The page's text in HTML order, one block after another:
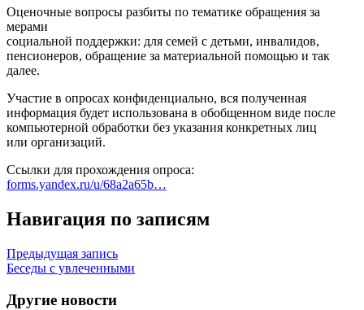
Оценочные вопросы разбиты по тематике обращения за
мерами
социальной поддержки: для семей с детьми, инвалидов,
пенсионеров, обращение за материальной помощью и так
далее.
Участие в опросах конфиденциально, вся полученная
информация будет использована в обобщенном виде после
компьютерной обработки без указания конкретных лиц
или организаций.
Ссылки для прохождения опроса:
forms.yandex.ru/u/68a2a65b…
Навигация по записям
Предыдущая запись
Беседы с увлеченными
Другие новости